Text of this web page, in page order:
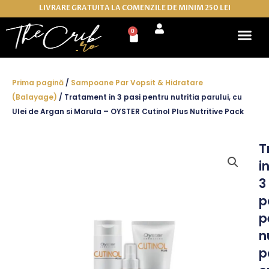
to
content
LIVRARE GRATUITA LA COMENZILE DE MINIM 250 LEI
0
Cart
Prima pagină / Sampoane Par Vopsit & Hidratare
(Balayage) / Tratament in 3 pasi pentru nutritia parului, cu
Ulei de Argan si Marula – OYSTER Cutinol Plus Nutritive Pack
in
3